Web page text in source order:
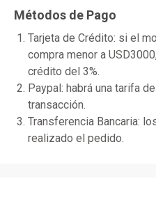
Métodos de Pago
Tarjeta de Crédito: si el
compra menor a
crédito del 3%.
Paypal: habrá una tarifa
transacción.
Transferencia Bancaria:
realizado el pedido.